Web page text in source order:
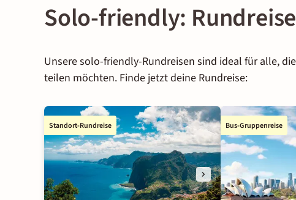
Solo-friendly:
Unsere solo-friendly-Rundreisen sind ideal für alle,
teilen möchten. Finde jetzt deine Rundreise:
Standort-Rundreise Bus-Gruppenreise